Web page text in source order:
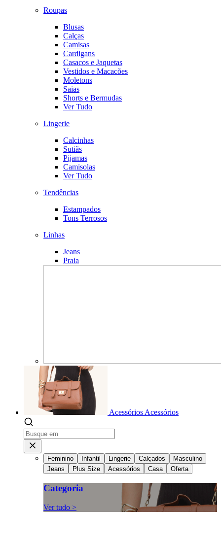
Roupas
Blusas
Calças
Camisas
Cardigans
Casacos e Jaquetas
Vestidos e Macacões
Moletons
Saias
Shorts e Bermudas
Ver Tudo
Lingerie
Calcinhas
Sutiãs
Pijamas
Camisolas
Ver Tudo
Tendências
Estampados
Tons Terrosos
Linhas
Jeans
Praia
Acessórios Acessórios
Feminino Infantil Lingerie Calçados
Masculino
Jeans
Plus Size Acessórios Casa Oferta
Categoria
Ver tudo >